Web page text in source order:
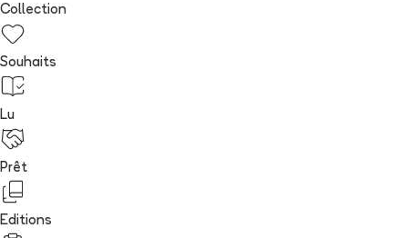
Collection
Souhaits
Lu
Prêt
Editions